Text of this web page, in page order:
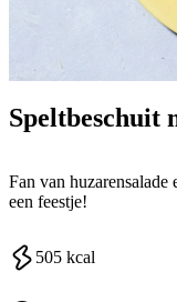
Speltbeschuit
Fan van
een feestje!
505 kcal